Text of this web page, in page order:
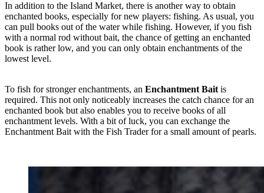
In addition to the Island Market, there is another way to obtain
enchanted books, especially for new players: fishing. As usual, you
can pull books out of the water while fishing. However, if you fish
with a normal rod without bait, the chance of getting an enchanted
book is rather low, and you can only obtain enchantments of the
lowest level.
To fish for stronger enchantments, an Enchantment Bait is
required. This not only noticeably increases the catch chance for an
enchanted book but also enables you to receive books of all
enchantment levels. With a bit of luck, you can exchange the
Enchantment Bait with the Fish Trader for a small amount of pearls.